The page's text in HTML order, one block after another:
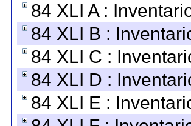
84 XLI A :
84 XLI B :
84 XLI C :
84 XLI D :
84 XLI E :